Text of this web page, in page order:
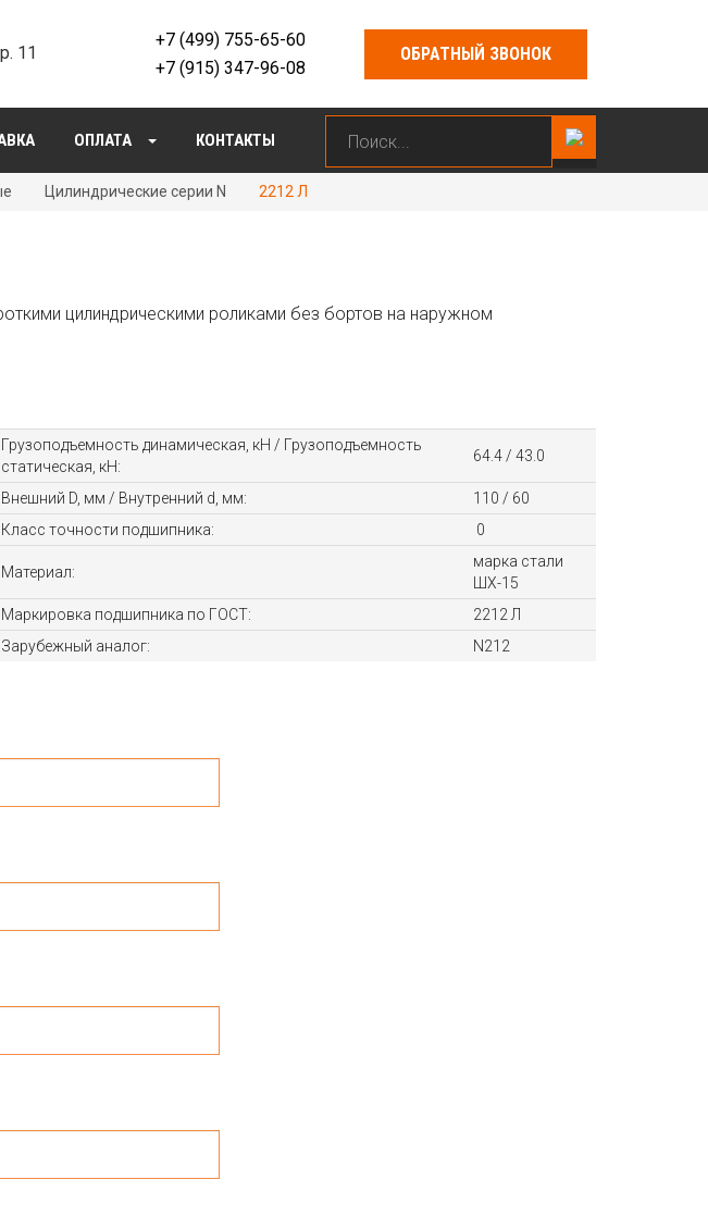
11
+7 (499) 755-65-60
+7 (915) 347-96-08
ОБРАТНЫЙ ЗВОНОК
ОПЛАТА КОНТАКТЫ
Цилиндрические серии N 2212 Л
цилиндрическими роликами без бортов на наружном
Грузоподъемность динамическая, кН / Грузоподъемность
статическая, кН:
64.4 / 43.0
Внешний D, мм / Внутренний d, мм:
110 / 60
Класс точности подшипника:
0
Материал:
марка стали
ШХ-15
Маркировка подшипника по ГОСТ:
2212 Л
Зарубежный аналог:
N212